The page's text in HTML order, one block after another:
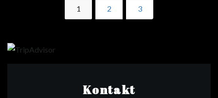
1 2 3
Kontakt